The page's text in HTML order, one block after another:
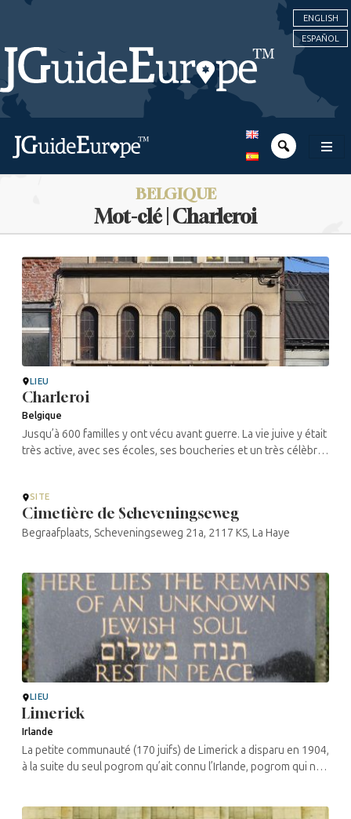
ENGLISH
ESPAÑOL
BELGIQUE
Mot-clé | Charleroi
LIEU
Charleroi
Belgique
Jusqu’à 600 familles y ont vécu avant guerre. La vie juive y était
très active, avec ses écoles, ses boucheries et un très célèbre
SITE
Cimetière de Scheveningseweg
Begraafplaats, Scheveningseweg 21a, 2117 KS, La Haye
LIEU
Limerick
Irlande
La petite communauté (170 juifs) de Limerick a disparu en 1904,
à la suite du seul pogrom qu’ait connu l’Irlande, pogrom qui ne